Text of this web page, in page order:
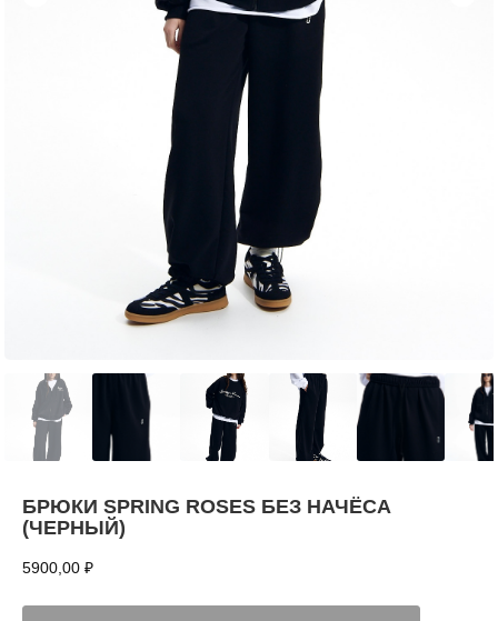
БРЮКИ SPRING ROSES БЕЗ НАЧЁСА
(ЧЕРНЫЙ)
5900,00 ₽